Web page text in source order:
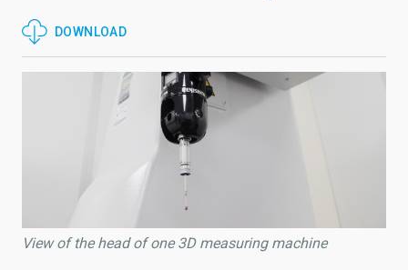
DOWNLOAD
View of the head of one 3D measuring machine